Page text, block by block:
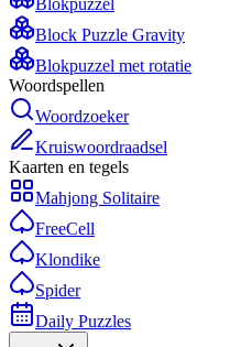
Blokpuzzel
Block Puzzle Gravity
Blokpuzzel met rotatie
Woordspellen
Woordzoeker
Kruiswoordraadsel
Kaarten en tegels
Mahjong Solitaire
FreeCell
Klondike
Spider
Daily Puzzles